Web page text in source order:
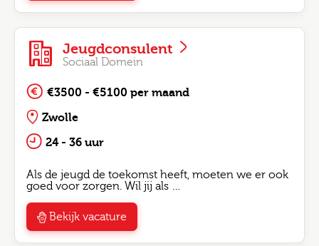
Jeugdconsulent
Sociaal Domein
€3500 - €5100 per maand
Zwolle
24 - 36 uur
Als de jeugd de toekomst heeft, moeten we er ook
goed voor zorgen. Wil jij als …
Bekijk vacature